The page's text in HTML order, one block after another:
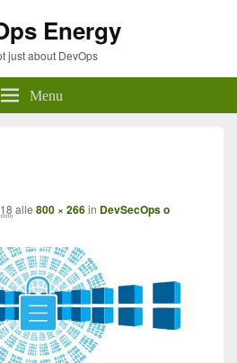
Energy
just about DevOps
Menu
alle 800 × 266in DevSecOps o